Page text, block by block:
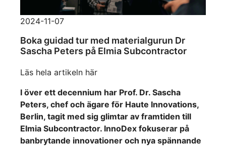
2024-11-07
Boka guidad tur med materialgurun Dr
Sascha Peters på Elmia Subcontractor
Läs hela artikeln här
I över ett decennium har Prof. Dr. Sascha
Peters, chef och ägare för Haute Innovations,
Berlin, tagit med sig glimtar av framtiden till
Elmia Subcontractor. InnoDex fokuserar på
banbrytande innovationer och nya spännande